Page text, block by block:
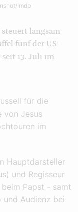
Imdb
langsam
fünf der US-
13. Juli im
für die
von Jesus
im
Hauptdarsteller
und Regisseur
Papst - samt
Audienz bei